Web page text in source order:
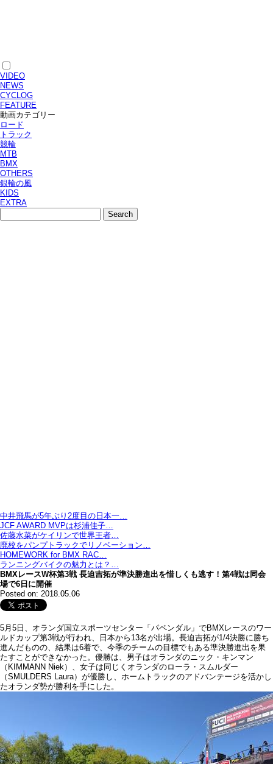
VIDEO
NEWS
CYCLOG
FEATURE
動画カテゴリー
ロード
トラック
競輪
MTB
BMX
OTHERS
銀輪の風
KIDS
EXTRA
中井飛馬が5年ぶり2度目の日本一…
JCF AWARD MVPは杉浦佳子…
佐藤水菜がケイリンで世界王者…
廃校をパンプトラックでリノベーション…
HOMEWORK for BMX RAC…
ランニングバイクの魅力とは？…
BMXレースW杯第3戦 長迫吉拓が準決勝進出を惜しくも逃す！第4戦は同会
場で6日に開催
Posted on: 2018.05.06
5月5日、オランダ国立スポーツセンター「パペンダル」でBMXレースのワー
ルドカップ第3戦が行われ、日本から13名が出場。長迫吉拓が1/4決勝に勝ち
進んだものの、結果は6着で、今季のチームの目標でもある準決勝進出を果
たすことができなかった。優勝は、男子はオランダのニック・キンマン
（KIMMANN Niek）、女子は同じくオランダのローラ・スムルダー
（SMULDERS Laura）が優勝し、ホームトラックのアドバンテージを活かし
たオランダ勢が勝利を手にした。